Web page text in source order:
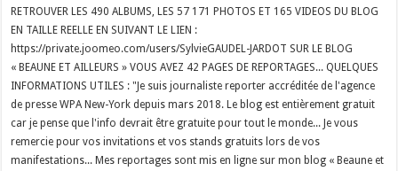
RETROUVER LES 490 ALBUMS, LES 57 171 PHOTOS ET 165 VIDEOS DU BLOG
EN TAILLE REELLE EN SUIVANT LE LIEN :
https://private.joomeo.com/users/SylvieGAUDEL-JARDOT SUR LE BLOG
« BEAUNE ET AILLEURS » VOUS AVEZ 42 PAGES DE REPORTAGES... QUELQUES
INFORMATIONS UTILES : "Je suis journaliste reporter accréditée de l'agence
de presse WPA New-York depuis mars 2018. Le blog est entièrement gratuit
car je pense que l'info devrait être gratuite pour tout le monde... Je vous
remercie pour vos invitations et vos stands gratuits lors de vos
manifestations... Mes reportages sont mis en ligne sur mon blog « Beaune et